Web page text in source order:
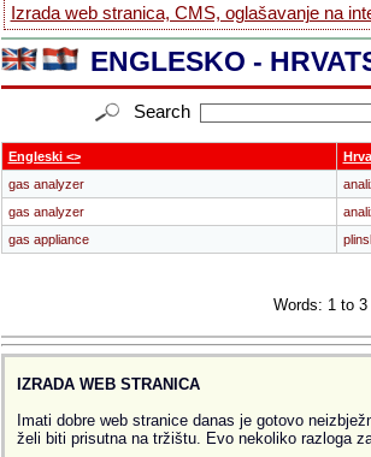
Izrada web stranica, CMS, oglašavanje na
ENGLESKO -
Search
Engleski <>
gas analyzer
gas analyzer
gas appliance
Words: 1 to 3
IZRADA WEB STRANICA
Imati dobre web stranice danas je gotovo
želi biti prisutna na tržištu. Evo nekoliko razloga